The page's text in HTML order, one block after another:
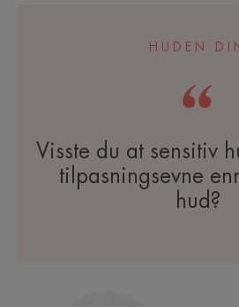
HUDEN
Visste du at sensitiv
tilpasningsevne
hud?